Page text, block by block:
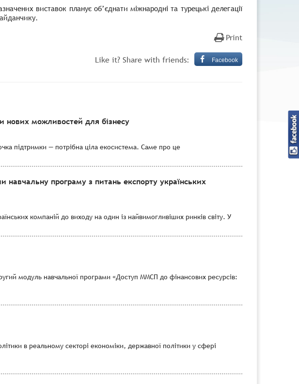
виставок планує об’єднати міжнародні та турецькі делегації
Print
Like it? Share with friends: Facebook
нових можливостей для бізнесу
підтримки — потрібна ціла екосистема. Саме про це
навчальну програму з питань експорту українських
компаній до виходу на один із найвимогливіших ринків світу. У
модуль навчальної програми «Доступ ММСП до фінансових ресурсів:
в реальному секторі економіки, державної політики у сфері